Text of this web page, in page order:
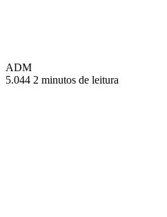
ADM
5.044 2 minutos de leitura